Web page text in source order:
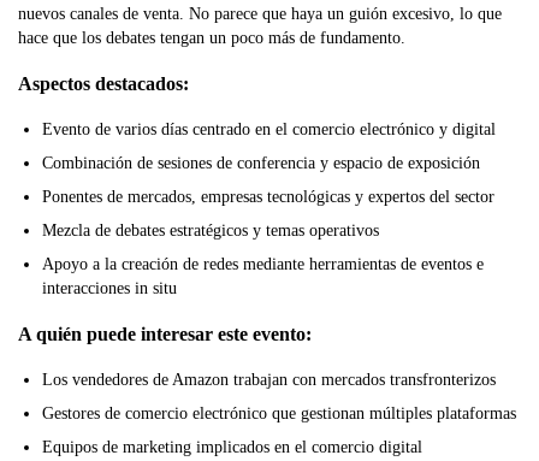
nuevos canales de venta. No parece que haya un guión excesivo, lo que
hace que los debates tengan un poco más de fundamento.
Aspectos destacados:
Evento de varios días centrado en el comercio electrónico y digital
Combinación de sesiones de conferencia y espacio de exposición
Ponentes de mercados, empresas tecnológicas y expertos del sector
Mezcla de debates estratégicos y temas operativos
Apoyo a la creación de redes mediante herramientas de eventos e
interacciones in situ
A quién puede interesar este evento:
Los vendedores de Amazon trabajan con mercados transfronterizos
Gestores de comercio electrónico que gestionan múltiples plataformas
Equipos de marketing implicados en el comercio digital